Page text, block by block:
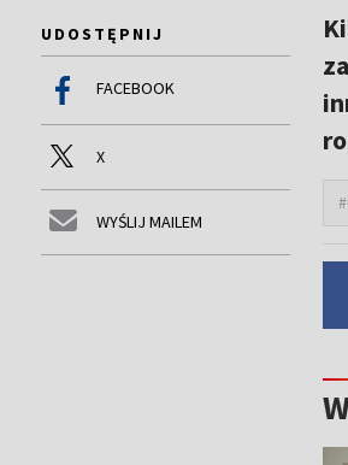
UDOSTĘPNIJ
FACEBOOK
X
WYŚLIJ MAILEM